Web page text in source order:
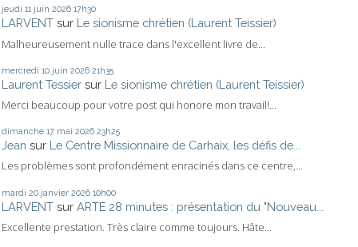
jeudi 11 juin 2026 17h30
LARVENT sur Le sionisme chrétien (Laurent Teissier)
Malheureusement nulle trace dans l'excellent livre de...
mercredi 10 juin 2026 21h35
Laurent Tessier sur Le sionisme chrétien (Laurent Teissier)
Merci beaucoup pour votre post qui honore mon travail!...
dimanche 17 mai 2026 23h25
Jean sur Le Centre Missionnaire de Carhaix, les défis de...
Les problèmes sont profondément enracinés dans ce centre,...
mardi 20 janvier 2026 10h00
LARVENT sur ARTE 28 minutes : présentation du "Nouveau...
Excellente prestation. Très claire comme toujours. Hâte...